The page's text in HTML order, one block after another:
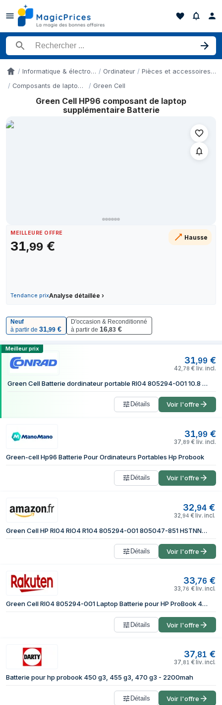
Rechercher un produit
Accueil Informatique & électronique Ordinateur
Pièces et accessoires pour ordinateurs portables
Composants de laptop supplémentaires
Green Cell
Green Cell HP96 composant de laptop
supplémentaire Batterie
MEILLEURE OFFRE
31,99 €
Hausse
Tendance prixAnalyse détaillée ›
Historique des prix de Green Cell HP96 composant de laptop
Date
7 mai 2026
2 juillet 2026
7 juillet 2026
2 août 2026
Neuf
à partir de 31,99 €
D'occasion & Reconditionné
à partir de 16,83 €
Comparer les prix de Green Cell HP96
Meilleur prix
31,99 €
42 78 € liv. incl.
Green Cell Batterie dordinateur portable RI04 805294-001 10.8 V 4400 mAh HP
Détails Voir l'offre
31,99 €
37 89 € liv. incl.
Green-cell Hp96 Batterie Pour Ordinateurs Portables Hp Probook
Détails Voir l'offre
32,94 €
32 94 € liv. incl.
Green Cell HP RI04 RIO4 R104 805294-001 805047-851 HSTNN-DB7B HSTNN-PB6Q Batterie pour HP ProBook 450 G3, 455 G3, 470 G3 Portable
Détails Voir l'offre
33,76 €
33 76 € liv. incl.
Green Cell RI04 805294-001 Laptop Batterie pour HP ProBook 450 G3 455 G3 470 G3
Détails Voir l'offre
37,81 €
37 81 € liv. incl.
Batterie pour hp probook 450 g3, 455 g3, 470 g3 - 2200mah
Détails Voir l'offre